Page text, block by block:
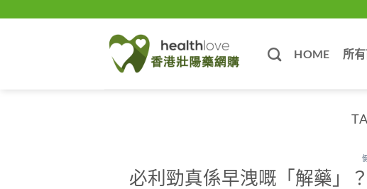
HOME 所
必利勁真係早洩嘅「解藥」